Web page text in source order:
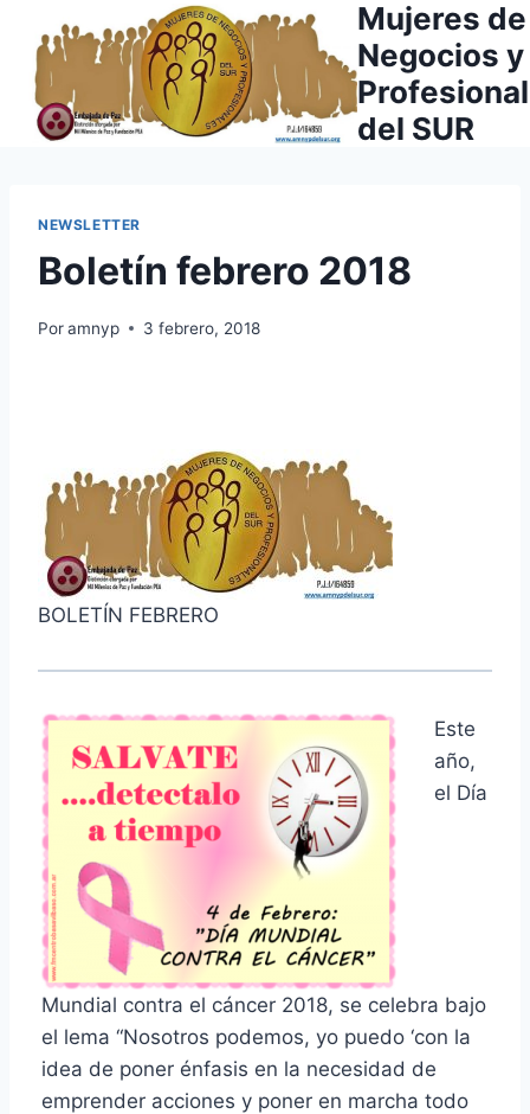
contenido
Mujeres de
Negocios y
del SUR
NEWSLETTER
Boletín febrero 2018
Poramnyp 3 febrero, 2018
BOLETÍN FEBRERO
Este
año,
el Día
Mundial contra el cáncer 2018, se celebra bajo
el lema “Nosotros podemos, yo puedo ‘con la
idea de poner énfasis en la necesidad de
emprender acciones y poner en marcha todo